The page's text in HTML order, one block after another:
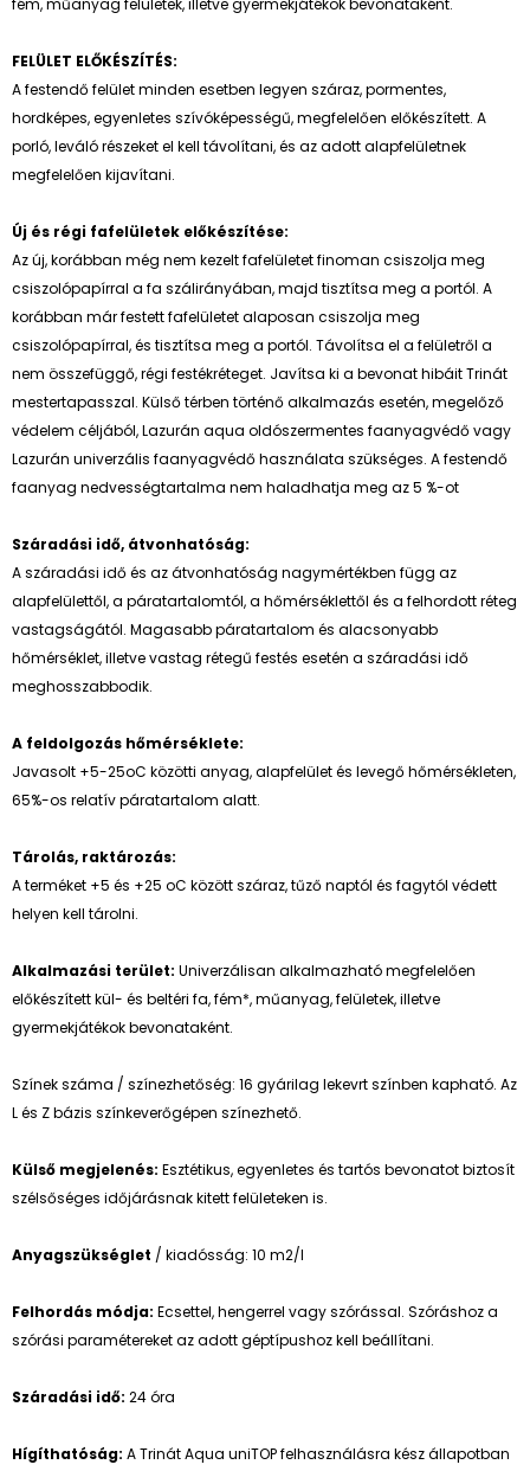
fém, műanyag felületek, illetve gyermekjátékok bevonataként.
FELÜLET ELŐKÉSZÍTÉS:
A festendő felület minden esetben legyen száraz, pormentes,
hordképes, egyenletes szívóképességű, megfelelően előkészített. A
porló, leváló részeket el kell távolítani, és az adott alapfelületnek
megfelelően kijavítani.
Új és régi fafelületek előkészítése:
Az új, korábban még nem kezelt fafelületet finoman csiszolja meg
csiszolópapírral a fa szálirányában, majd tisztítsa meg a portól. A
korábban már festett fafelületet alaposan csiszolja meg
csiszolópapírral, és tisztítsa meg a portól. Távolítsa el a felületről a
nem összefüggő, régi festékréteget. Javítsa ki a bevonat hibáit Trinát
mestertapasszal. Külső térben történő alkalmazás esetén, megelőző
védelem céljából, Lazurán aqua oldószermentes faanyagvédő vagy
Lazurán univerzális faanyagvédő használata szükséges. A festendő
faanyag nedvességtartalma nem haladhatja meg az 5 %-ot
Száradási idő, átvonhatóság:
A száradási idő és az átvonhatóság nagymértékben függ az
alapfelülettől, a páratartalomtól, a hőmérséklettől és a felhordott réteg
vastagságától. Magasabb páratartalom és alacsonyabb
hőmérséklet, illetve vastag rétegű festés esetén a száradási idő
meghosszabbodik.
A feldolgozás hőmérséklete:
Javasolt +5-25oC közötti anyag, alapfelület és levegő hőmérsékleten,
65%-os relatív páratartalom alatt.
Tárolás, raktározás:
A terméket +5 és +25 oC között száraz, tűző naptól és fagytól védett
helyen kell tárolni.
Alkalmazási terület: Univerzálisan alkalmazható megfelelően
előkészített kül- és beltéri fa, fém*, műanyag, felületek, illetve
gyermekjátékok bevonataként.
Színek száma / színezhetőség: 16 gyárilag lekevrt színben kapható. Az
L és Z bázis színkeverőgépen színezhető.
Külső megjelenés: Esztétikus, egyenletes és tartós bevonatot biztosít
szélsőséges időjárásnak kitett felületeken is.
Anyagszükséglet / kiadósság: 10 m2/l
Felhordás módja: Ecsettel, hengerrel vagy szórással. Szóráshoz a
szórási paramétereket az adott géptípushoz kell beállítani.
Száradási idő: 24 óra
Hígíthatóság: A Trinát Aqua uniTOP felhasználásra kész állapotban